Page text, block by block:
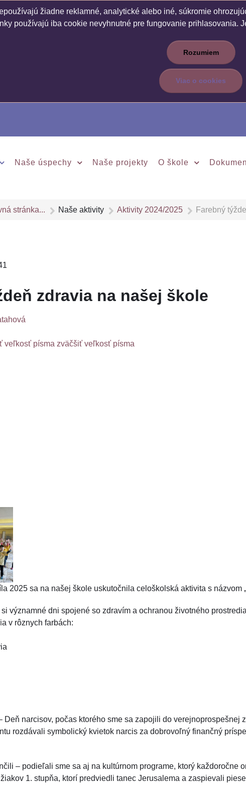
žiadne reklamné, analytické alebo iné, súkromie
používajú iba cookie nevyhnutné pre fungovanie prihlasovania.
Rozumiem
Viac o cookies
Naše úspechy Naše projekty O škole
stránka... Naše aktivity Aktivity 2024/2025 Farebný
zdravia na našej škole
veľkosť písma zväčšiť veľkosť písma
2025 sa na našej škole uskutočnila celoškolská aktivita s názvom
významné dni spojené so zdravím a ochranou životného
v rôznych farbách:
Deň narcisov, počas ktorého sme sa zapojili do verejnoprospešnej
rozdávali symbolický kvietok narcis za dobrovoľný finančný
– podieľali sme sa aj na kultúrnom programe, ktorý
1. stupňa, ktorí predviedli tanec Jerusalema a zaspievali